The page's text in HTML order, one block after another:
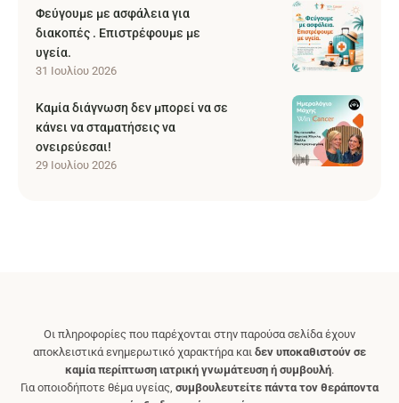
Φεύγουμε με ασφάλεια για
διακοπές . Επιστρέφουμε με
υγεία.
31 Ιουλίου 2026
Καμία διάγνωση δεν μπορεί να σε
κάνει να σταματήσεις να
ονειρεύεσαι!
29 Ιουλίου 2026
Οι πληροφορίες που παρέχονται στην παρούσα σελίδα έχουν
αποκλειστικά ενημερωτικό χαρακτήρα και δεν υποκαθιστούν σε
καμία περίπτωση ιατρική γνωμάτευση ή συμβουλή.
Για οποιοδήποτε θέμα υγείας, συμβουλευτείτε πάντα τον θεράποντα